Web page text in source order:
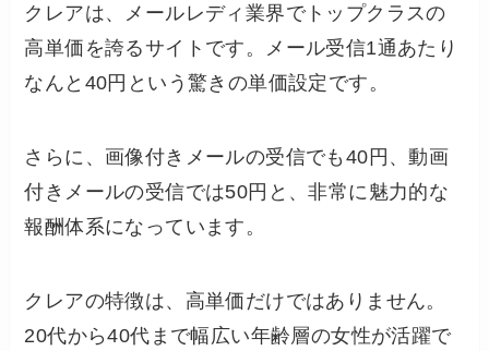
クレアは、メールレディ業界でトップクラスの
高単価を誇るサイトです。メール受信1通あたり
なんと40円という驚きの単価設定です。
さらに、画像付きメールの受信でも40円、動画
付きメールの受信では50円と、非常に魅力的な
報酬体系になっています。
クレアの特徴は、高単価だけではありません。
20代から40代まで幅広い年齢層の女性が活躍で